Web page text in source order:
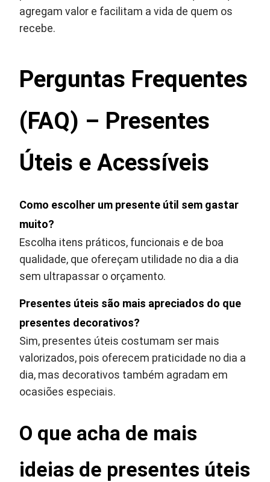
agregam valor e facilitam a vida de quem os
recebe.
Perguntas Frequentes
(FAQ) – Presentes
Úteis e Acessíveis
Como escolher um presente útil sem gastar
muito?
Escolha itens práticos, funcionais e de boa
qualidade, que ofereçam utilidade no dia a dia
sem ultrapassar o orçamento.
Presentes úteis são mais apreciados do que
presentes decorativos?
Sim, presentes úteis costumam ser mais
valorizados, pois oferecem praticidade no dia a
dia, mas decorativos também agradam em
ocasiões especiais.
O que acha de mais
ideias de presentes úteis